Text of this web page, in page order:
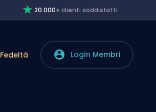
20.000+clienti soddisfatti
Fedeltà Login Membri